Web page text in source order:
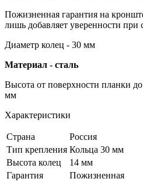
Пожизненная гарантия на
лишь добавляет уверенности при
Диаметр колец - 30 мм
Материал - сталь
Высота от поверхности планки
мм
Характеристики
Страна
Россия
Тип крепления Кольца 30 мм
Высота колец
14 мм
Гарантия
Пожизненная